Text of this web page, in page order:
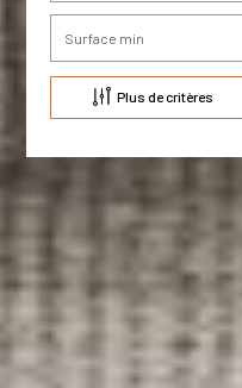
Surface min
Plus de critères